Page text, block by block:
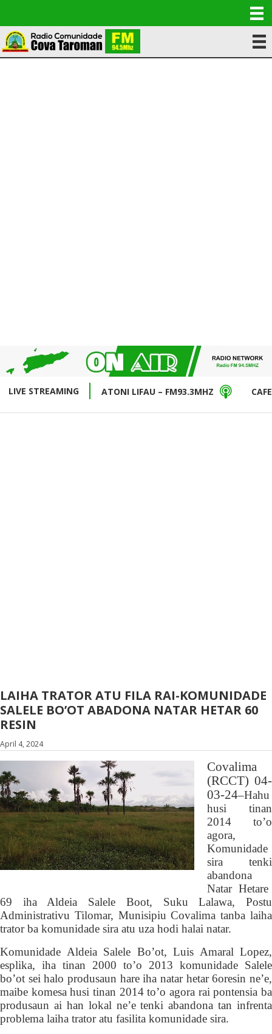
LIVE STREAMING ATONI LIFAU – FM93.3MHZ
LAIHA TRATOR ATU FILA RAI-KOMUNIDADE
SALELE BO’OT ABADONA NATAR HETAR 60
RESIN
April 4, 2024
Covalima
(RCCT) 04-
03-24–Hahu
husi tinan
2014 to’o
agora,
Komunidade
sira tenki
abandona
Natar Hetare
69 iha Aldeia Salele Boot, Suku Lalawa, Postu
Administrativu Tilomar, Munisipiu Covalima tanba laiha
tratorba komunidade sira atu uza hodi halai natar.
Komunidade Aldeia Salele Bo’ot, Luis Amaral Lopez,
esplika, iha tinan 2000 to’o 2013 komunidade Salele
bo’ot seihalo produsaun hare iha natar hetar 6oresin ne’e,
maibe komesa husi tinan 2014 to’o agora rai pontensia ba
produsaun ai han lokal ne’e tenki abandona tan infrenta
problema laiha tratoratu fasilita komunidade sira.